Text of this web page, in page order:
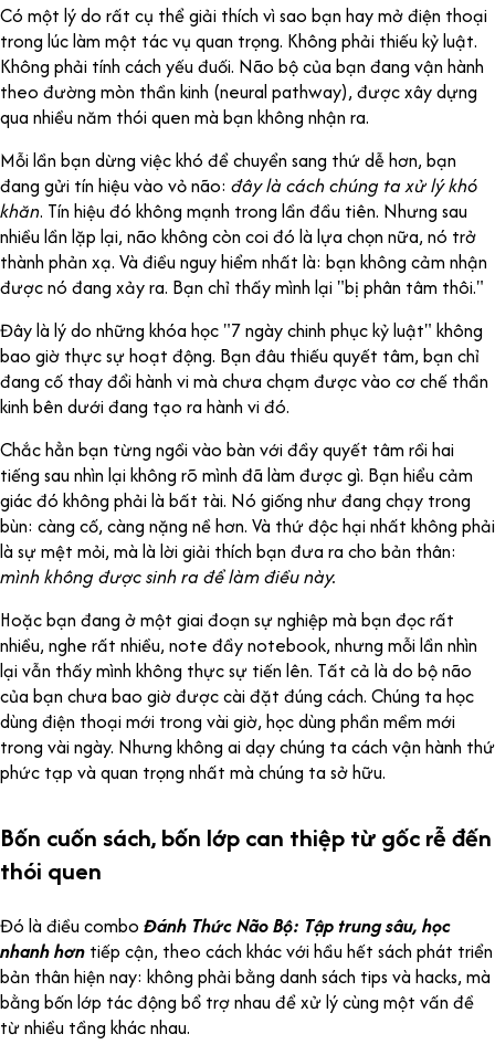
Có một lý do rất cụ thể giải thích vì sao bạn hay mở điện thoại
trong lúc làm một tác vụ quan trọng. Không phải thiếu kỷ luật.
Không phải tính cách yếu đuối. Não bộ của bạn đang vận hành
theo đường mòn thần kinh (neural pathway), được xây dựng
qua nhiều năm thói quen mà bạn không nhận ra.
Mỗi lần bạn dừng việc khó để chuyển sang thứ dễ hơn, bạn
đang gửi tín hiệu vào vỏ não: đây là cách chúng ta xử lý khó
khăn. Tín hiệu đó không mạnh trong lần đầu tiên. Nhưng sau
nhiều lần lặp lại, não không còn coi đó là lựa chọn nữa, nó trở
thành phản xạ. Và điều nguy hiểm nhất là: bạn không cảm nhận
được nó đang xảy ra. Bạn chỉ thấy mình lại "bị phân tâm thôi."
Đây là lý do những khóa học "7 ngày chinh phục kỷ luật" không
bao giờ thực sự hoạt động. Bạn đâu thiếu quyết tâm, bạn chỉ
đang cố thay đổi hành vi mà chưa chạm được vào cơ chế thần
kinh bên dưới đang tạo ra hành vi đó.
Chắc hẳn bạn từng ngồi vào bàn với đầy quyết tâm rồi hai
tiếng sau nhìn lại không rõ mình đã làm được gì. Bạn hiểu cảm
giác đó không phải là bất tài. Nó giống như đang chạy trong
bùn: càng cố, càng nặng nề hơn. Và thứ độc hại nhất không phải
là sự mệt mỏi, mà là lời giải thích bạn đưa ra cho bản thân:
mình không được sinh ra để làm điều này.
Hoặc bạn đang ở một giai đoạn sự nghiệp mà bạn đọc rất
nhiều, nghe rất nhiều, note đầy notebook, nhưng mỗi lần nhìn
lại vẫn thấy mình không thực sự tiến lên. Tất cả là do bộ não
của bạn chưa bao giờ được cài đặt đúng cách. Chúng ta học
dùng điện thoại mới trong vài giờ, học dùng phần mềm mới
trong vài ngày. Nhưng không ai dạy chúng ta cách vận hành thứ
phức tạp và quan trọng nhất mà chúng ta sở hữu.
Bốn cuốn sách, bốn lớp can thiệp từ gốc rễ đến
thói quen
Đó là điều combo Đánh Thức Não Bộ: Tập trung sâu, học
nhanh hơn tiếp cận, theo cách khác với hầu hết sách phát triển
bản thân hiện nay: không phải bằng danh sách tips và hacks, mà
bằng bốn lớp tác động bổ trợ nhau để xử lý cùng một vấn đề
từ nhiều tầng khác nhau.